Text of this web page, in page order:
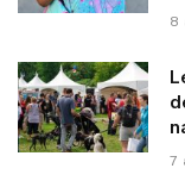
8
7